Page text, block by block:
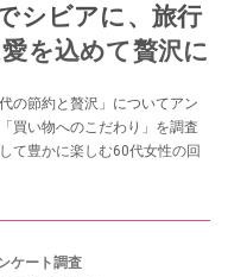
シビアに、旅行
を込めて贅沢に
の節約と贅沢」についてアン
買い物へのこだわり」を調査
て豊かに楽しむ60代女性の回
ケート調査